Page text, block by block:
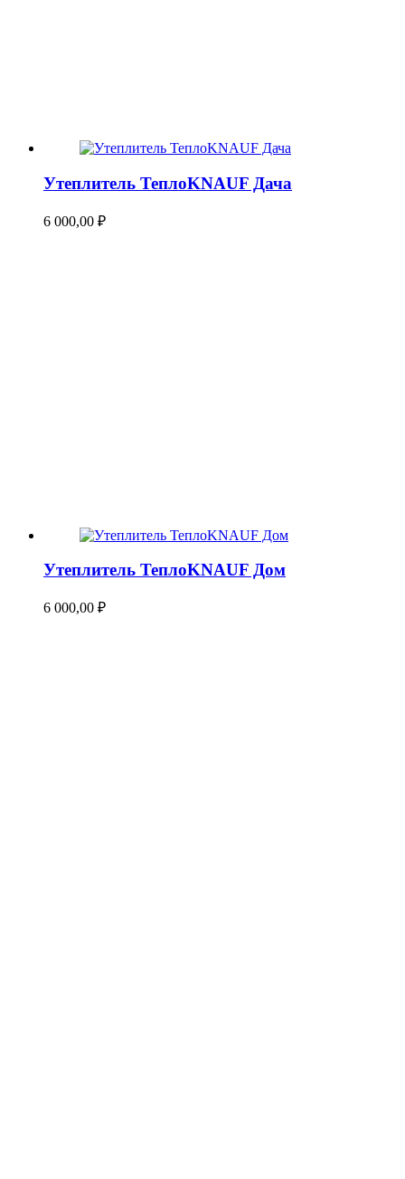
Утеплитель ТеплоKNAUF Дача
6 000,00 ₽
Утеплитель ТеплоKNAUF Дом
6 000,00 ₽